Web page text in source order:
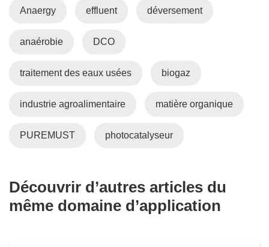
Anaergy effluent déversement
anaérobie DCO
traitement des eaux usées biogaz
industrie agroalimentaire matière organique
PUREMUST photocatalyseur
Découvrir d’autres articles du
même domaine d’application